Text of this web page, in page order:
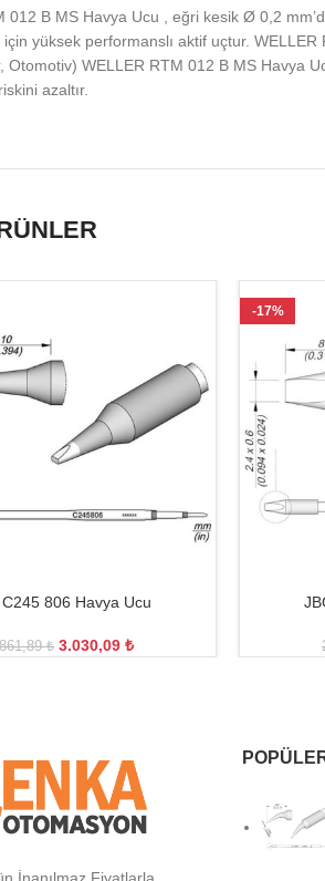
012 B MS Havya Ucu , eğri kesik Ø 0,2
yüksek performanslı aktif uçtur.
Otomotiv) WELLER RTM 012 B MS Havya
azaltır.
806 Havya Ucu
₺ 3.030,09 ₺
-17%
İnanılmaz Fiyatlarla